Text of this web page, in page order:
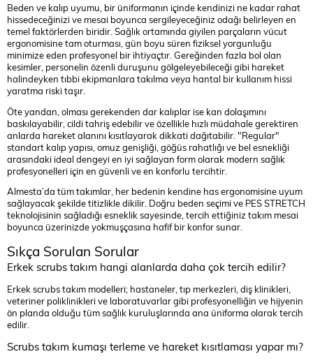
Beden ve kalıp uyumu, bir üniformanın içinde kendinizi ne kadar rahat
hissedeceğinizi ve mesai boyunca sergileyeceğiniz odağı belirleyen en
temel faktörlerden biridir. Sağlık ortamında giyilen parçaların vücut
ergonomisine tam oturması, gün boyu süren fiziksel yorgunluğu
minimize eden profesyonel bir ihtiyaçtır. Gereğinden fazla bol olan
kesimler, personelin özenli duruşunu gölgeleyebileceği gibi hareket
halindeyken tıbbi ekipmanlara takılma veya hantal bir kullanım hissi
yaratma riski taşır.
Öte yandan, olması gerekenden dar kalıplar ise kan dolaşımını
baskılayabilir, cildi tahriş edebilir ve özellikle hızlı müdahale gerektiren
anlarda hareket alanını kısıtlayarak dikkati dağıtabilir. "Regular"
standart kalıp yapısı, omuz genişliği, göğüs rahatlığı ve bel esnekliği
arasındaki ideal dengeyi en iyi sağlayan form olarak modern sağlık
profesyonelleri için en güvenli ve en konforlu tercihtir.
Almesta’da tüm takımlar, her bedenin kendine has ergonomisine uyum
sağlayacak şekilde titizlikle dikilir. Doğru beden seçimi ve PES STRETCH
teknolojisinin sağladığı esneklik sayesinde, tercih ettiğiniz takım mesai
boyunca üzerinizde yokmuşçasına hafif bir konfor sunar.
Sıkça Sorulan Sorular
Erkek scrubs takım hangi alanlarda daha çok tercih edilir?
Erkek scrubs takım modelleri; hastaneler, tıp merkezleri, diş klinikleri,
veteriner poliklinikleri ve laboratuvarlar gibi profesyonelliğin ve hijyenin
ön planda olduğu tüm sağlık kuruluşlarında ana üniforma olarak tercih
edilir.
Scrubs takım kumaşı terleme ve hareket kısıtlaması yapar mı?